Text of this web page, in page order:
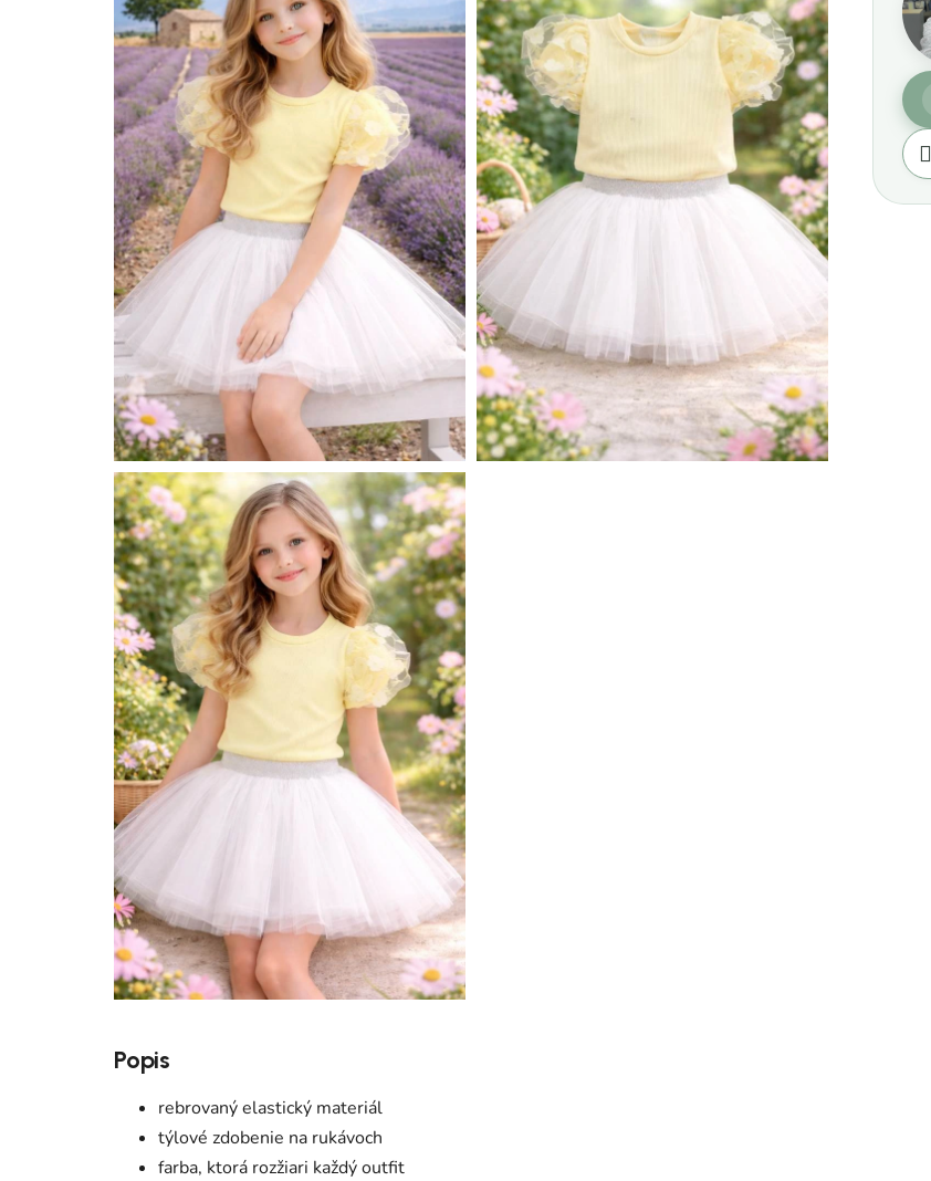
Popis
rebrovaný elastický materiál
týlové zdobenie na rukávoch
farba, ktorá rozžiari každý outfit